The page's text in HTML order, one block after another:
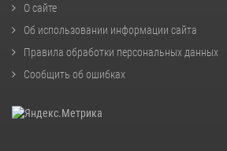
О сайте
Об использовании информации сайта
Правила обработки персональных данных
Сообщить об ошибках